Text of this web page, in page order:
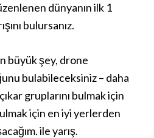
dünyanın ilk 1
bulursanız.
büyük şey, drone
bulabileceksiniz – daha
gruplarını bulmak için
için en iyi yerlerden
ile yarış.